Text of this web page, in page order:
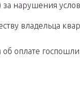
нарушения
владельца
оплате